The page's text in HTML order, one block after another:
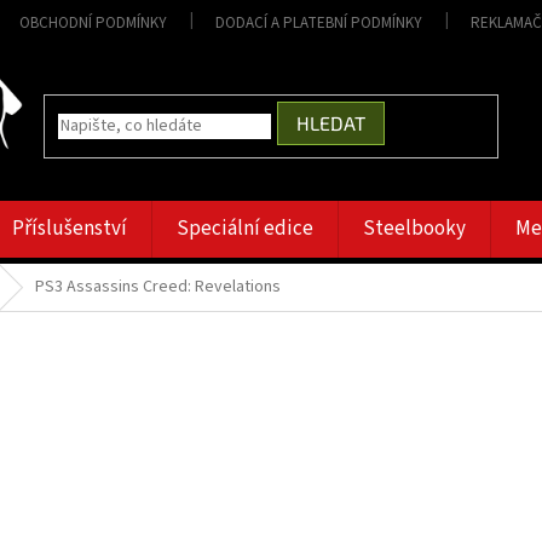
OBCHODNÍ PODMÍNKY DODACÍ A PLATEBNÍ PODMÍNKY
HLEDAT
Příslušenství Speciální edice Steelbooky
PS3 Assassins Creed: Revelations